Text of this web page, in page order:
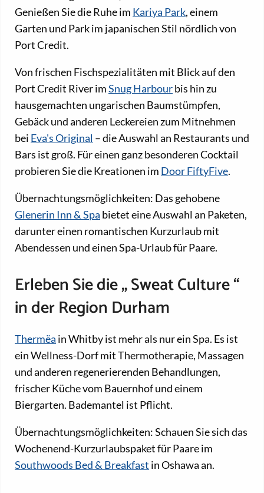
Genießen Sie die Ruhe im Kariya Park, einem
Garten und Park im japanischen Stil nördlich von
Port Credit.
Von frischen Fischspezialitäten mit Blick auf den
Port Credit River imSnug Harbourbis hin zu
hausgemachten ungarischen Baumstümpfen,
Gebäck und anderen Leckereien zum Mitnehmen
bei Eva's Original – die Auswahl an Restaurants und
Bars ist groß. Für einen ganz besonderen Cocktail
probieren Sie die Kreationen im Door FiftyFive.
Übernachtungsmöglichkeiten: Das gehobene
Glenerin Inn & Spa bietet eine Auswahl an Paketen,
darunter einen romantischen Kurzurlaub mit
Abendessen und einen Spa-Urlaub für Paare.
Erleben Siedie „Sweat Culture“
in der Region Durham
Thermëa in Whitby ist mehr als nur ein Spa. Es ist
ein Wellness-Dorf mit Thermotherapie, Massagen
und anderen regenerierenden Behandlungen,
frischer Küche vom Bauernhof und einem
Biergarten. Bademantel ist Pflicht.
Übernachtungsmöglichkeiten: Schauen Sie sich das
Wochenend-Kurzurlaubspaket für Paare im
Southwoods Bed & Breakfast in Oshawa an.